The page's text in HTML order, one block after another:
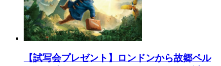
【試写会プレゼント】ロンドンから故郷ペル